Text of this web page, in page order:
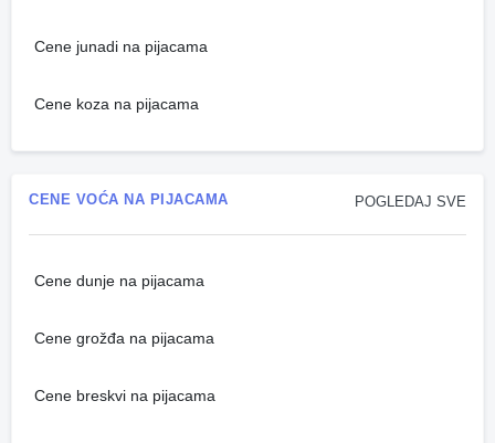
Cene junadi na pijacama
Cene koza na pijacama
POGLEDAJ SVE
CENE VOĆA NA PIJACAMA
Cene dunje na pijacama
Cene grožđa na pijacama
Cene breskvi na pijacama